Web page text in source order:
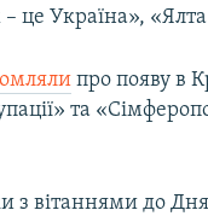
це Україна»,
про появу в
та
з вітаннями до